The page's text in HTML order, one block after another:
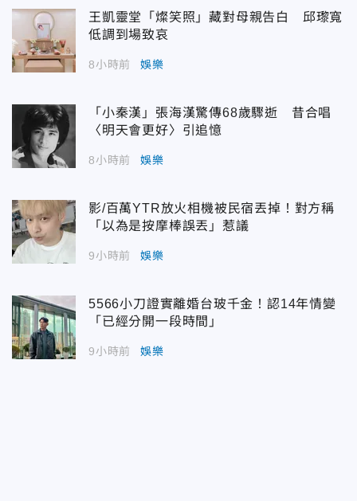
王凱靈堂「燦笑照」藏對母親告白 邱瓈寬
低調到場致哀
8小時前 娛樂
「小秦漢」張海漢驚傳68歲驟逝 昔合唱
〈明天會更好〉引追憶
8小時前 娛樂
影/百萬YTR放火相機被民宿丟掉！對方稱
「以為是按摩棒誤丟」惹議
9小時前 娛樂
5566小刀證實離婚台玻千金！認14年情變
「已經分開一段時間」
9小時前 娛樂